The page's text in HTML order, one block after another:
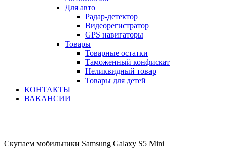
Для авто
Радар-детектор
Видеорегистратор
GPS навигаторы
Товары
Товарные остатки
Таможенный конфискат
Неликвидный товар
Товары для детей
КОНТАКТЫ
ВАКАНСИИ
Скупаем мобильники Samsung Galaxy S5 Mini